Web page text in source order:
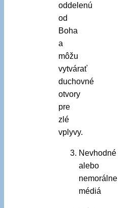
oddelenú
od
Boha
a
môžu
vytvárať
duchovné
otvory
pre
zlé
vplyvy.
Nevhodné
alebo
nemorálne
médiá